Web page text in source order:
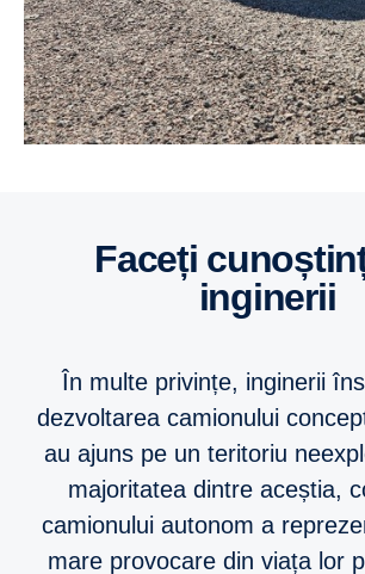
Faceți cunoștință cu
inginerii
În multe privințe, inginerii
dezvoltarea camionului
au ajuns pe un teritoriu
majoritatea dintre aceștia,
camionului autonom a
mare provocare din viața lor